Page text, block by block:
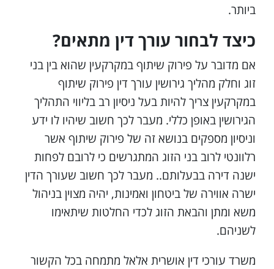
ביותר.
כיצד לבחור עורך דין מתאים?
אם מדובר על פירוק שיתוף במקרקעין שהוא בין בני
זוג וחלק מהליך גירושין עורך דין פירוק שיתוף
במקרקעין צריך להיות בעל ניסיון רב בליווי התהליך
הגירושין באופן כללי. מעבר לכך חשוב שיהיו לו ידע
וניסיון מספקים בנושא זה של פירוק שיתוף אשר
רלוונטי לרוב בני הזוג המתגרשים כי לרובם לפחות
ישנה דירה בבעלותם.. מעבר לכך חשוב שעורך הדין
ישרה אווירה של ביטחון ואמינות, יהיה מצוין בניהול
משא ומתן והבאת הזוג לכדי החלטות שיתאימו
לשניהם.
משרד עורכי דין אושרית אלאל מתמחה בכל הקשור